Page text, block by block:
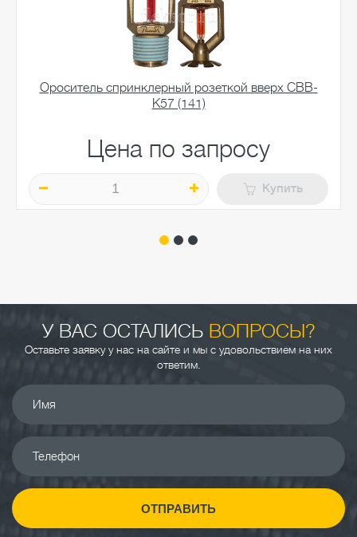
Ороситель спринклерный розеткой вверх СВВ-
К57 (141)
Цена по запросу
Купить
У ВАС ОСТАЛИСЬ ВОПРОСЫ?
Оставьте заявку у нас на сайте и мы с удовольствием на них
ответим.
Имя
Телефон
ОТПРАВИТЬ